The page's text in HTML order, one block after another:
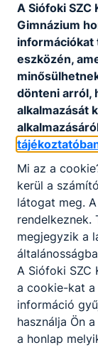
Az új
1.) új fejezet
1986/87-es
költözött és
Eredetileg a
kémiai és
labor, két
20.000
398 fő
A tágas és
hatalmas
kézilabda
Nemcsak
A Siófoki SZC
Gimnázium
információkat
eszközén,
dönteni arról,
alkalmazását
Mi az a
kerül a
látogat meg.
megjegyzik a
A Siófoki SZC
a cookie-kat
információ
használja Ön
a honlap